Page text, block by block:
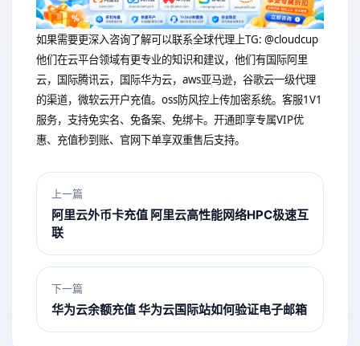
如果需要更深入咨询了解可以联系全球代理上TG: @cloudcup
他们在云平台领域有更专业的知识和建议，他们有国际阿里
云，国际腾讯云，国际华为云，aws亚马逊，谷歌云一级代理
的渠道，微软云开户充值。oss防风控上传加密系统。客服1V1
服务，支持免实名、免备案、免绑卡。开通即享专属VIP优
惠、充值秒到账、官网下单享双重售后支持。
上一篇
阿里云外币卡充值 阿里云高性能网络HPC极速互
联
下一篇
华为云余额充值 华为云国际站如何验证电子邮箱